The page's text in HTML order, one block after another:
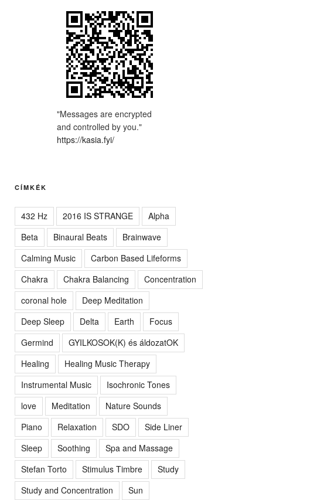
"Messages are encrypted
and controlled by you."
https://kasia.fyi/
CÍMKÉK
432 Hz 2016 IS STRANGE
Alpha
Beta
Binaural Beats
Brainwave
Calming Music
Carbon Based Lifeforms
Chakra
Chakra Balancing
Concentration
coronal hole
Deep Meditation
Deep Sleep
Delta Earth
Focus
Germind
GYILKOSOK(K) és áldozatOK
Healing
Healing Music Therapy
Instrumental Music
Isochronic Tones
love
Meditation
Nature Sounds
Piano
Relaxation SDO
Side Liner
Sleep
Soothing
Spa and Massage
Stefan Torto
Stimulus Timbre
Study
Study and Concentration
Sun